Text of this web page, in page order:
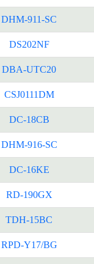
DHM-911-SC
DS202NF
DBA-UTC20
CSJ0111DM
DC-18CB
DHM-916-SC
DC-16KE
RD-190GX
TDH-15BC
RPD-Y17/BG